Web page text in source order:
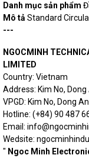
Danh mục sản phẩm
Mô tả Standard
---
NGOCMINH
LIMITED
Country: Vietnam
Address: Kim No, Dong
VPGD: Kim No, Dong
Hotline: (+84) 90 487
Email:
Wedsite:
" Ngoc Minh